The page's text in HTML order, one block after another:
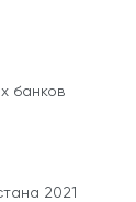
банков
2021